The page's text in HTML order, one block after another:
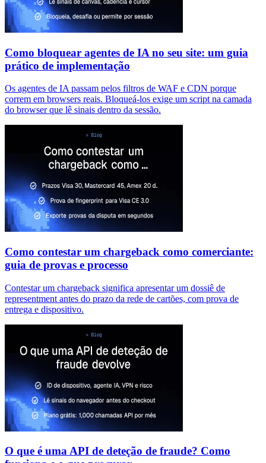
Como bloquear agentes de IA no seu site: um guia
prático de implementação
Os agentes de IA passam pelos filtros de WAF e CDN porque
correm em browsers reais. Bloqueá-los exige um script na camada
do browser que lê sinais dentro da sessão.
Como contestar um chargeback como comerciante:
guia de provas e processo
Contestar um chargeback significa apresentar um dossiê de
representment antes do prazo da rede de cartões, com prova de
entrega e dispositivo.
O que é uma API de deteção de fraude? Como